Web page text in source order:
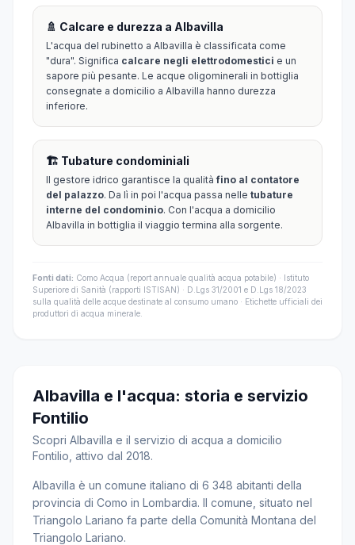
🚿 Calcare e durezza a Albavilla
L'acqua del rubinetto a Albavilla è classificata come
"dura". Significa calcare negli elettrodomestici e un
sapore più pesante. Le acque oligominerali in bottiglia
consegnate a domicilio a Albavilla hanno durezza
inferiore.
🏗️ Tubature condominiali
Il gestore idrico garantisce la qualitàfino al contatore
del palazzo. Da lì in poi l'acqua passa nelle tubature
interne del condominio. Con l'acqua a domicilio
Albavilla in bottiglia il viaggio termina alla sorgente.
Fonti dati: Como Acqua (report annuale qualità acqua potabile) · Istituto
Superiore di Sanità (rapporti ISTISAN) · D.Lgs 31/2001 e D.Lgs 18/2023
sulla qualità delle acque destinate al consumo umano · Etichette ufficiali dei
produttori di acqua minerale.
Albavilla e l'acqua: storia e servizio
Fontilio
Scopri Albavilla e il servizio di acqua a domicilio
Fontilio, attivo dal 2018.
Albavilla è un comune italiano di 6 348 abitanti della
provincia di Como in Lombardia. Il comune, situato nel
Triangolo Lariano fa parte della Comunità Montana del
Triangolo Lariano.